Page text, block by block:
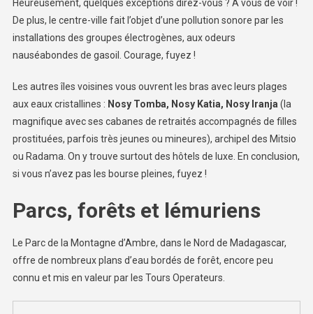
Heureusement, quelques exceptions direz-vous ? A vous de voir !
De plus, le centre-ville fait l’objet d’une pollution sonore par les
installations des groupes électrogènes, aux odeurs
nauséabondes de gasoil. Courage, fuyez !
Les autres îles voisines vous ouvrent les bras avec leurs plages
aux eaux cristallines : Nosy Tomba, Nosy Katia, Nosy Iranja (la
magnifique avec ses cabanes de retraités accompagnés de filles
prostituées, parfois très jeunes ou mineures), archipel des Mitsio
ou Radama. On y trouve surtout des hôtels de luxe. En conclusion,
si vous n’avez pas les bourse pleines, fuyez !
Parcs, forêts et lémuriens
Le Parc de la Montagne d’Ambre, dans le Nord de Madagascar,
offre de nombreux plans d’eau bordés de forêt, encore peu
connu et mis en valeur par les Tours Operateurs.